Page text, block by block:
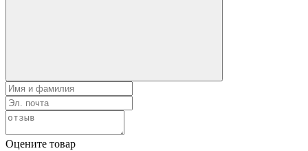
Оцените товар